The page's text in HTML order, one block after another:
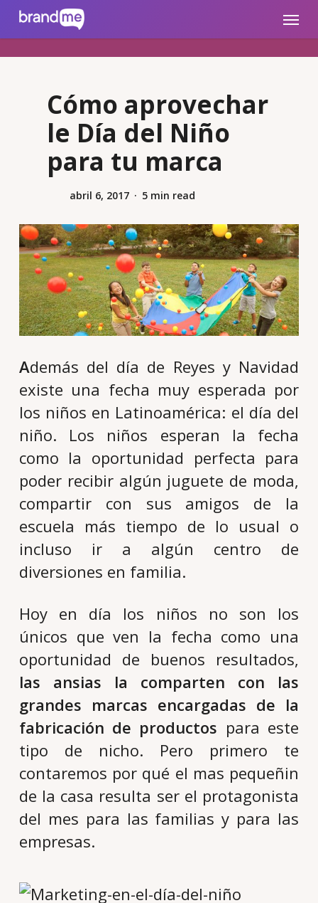
brandme.la Menu
Cómo aprovechar
le Día del Niño
para tu marca
abril 6, 2017 5 min read
Además del día de Reyes y Navidad
existe una fecha muy esperada por
los niños en Latinoamérica: el día del
niño. Los niños esperan la fecha
como la oportunidad perfecta para
poder recibir algún juguete de moda,
compartir con sus amigos de la
escuela más tiempo de lo usual o
incluso ir a algún centro de
diversiones en familia.
Hoy en día los niños no son los
únicos que ven la fecha como una
oportunidad de buenos resultados,
las ansias la comparten con las
grandes marcas encargadas de la
fabricación de productos para este
tipo de nicho. Pero primero te
contaremos por qué el mas pequeñin
de la casa resulta ser el protagonista
del mes para las familias y para las
empresas.